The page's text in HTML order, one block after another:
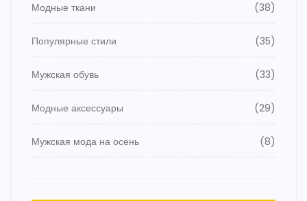
Модные ткани (38)
Популярные стили (35)
Мужская обувь (33)
Модные аксессуары (29)
Мужская мода на осень (8)